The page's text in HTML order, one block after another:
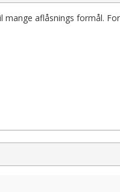
aflåsnings formål.